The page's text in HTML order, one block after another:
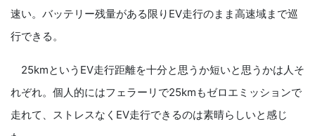
速い。バッテリー残量がある限りEV走行のまま高速域まで巡
行できる。
25kmというEV走行距離を十分と思うか短いと思うかは人そ
れぞれ。個人的にはフェラーリで25kmもゼロエミッションで
走れて、ストレスなくEV走行できるのは素晴らしいと感じ